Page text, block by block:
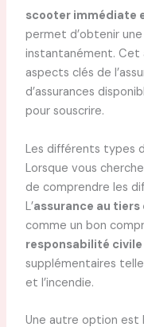
scooter immédiate
permet d’obtenir
instantanément. Cet
aspects clés de
d’assurances
pour souscrire.
Les différents types
Lorsque vous
de comprendre les
L’assurance au tiers
comme un bon
responsabilité civile
supplémentaires
et l’incendie.
Une autre option est